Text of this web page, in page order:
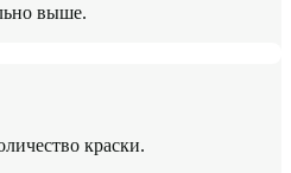
выше.
краски.